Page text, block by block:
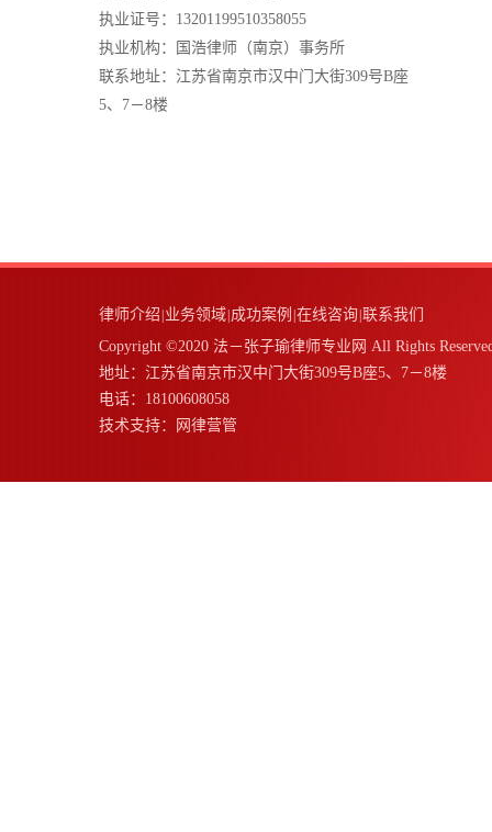
执业证号：13201199510358055
执业机构：国浩律师（南京）事务所
联系地址：江苏省南京市汉中门大街309号B座
5、7－8楼
律师介绍 业务领域 成功案例 在线咨询 联系我们
Copyright ©2020 法－张子瑜律师专业网 All Rights
地址：江苏省南京市汉中门大街309号B座5、7－8楼
电话：18100608058
技术支持：
网律营管